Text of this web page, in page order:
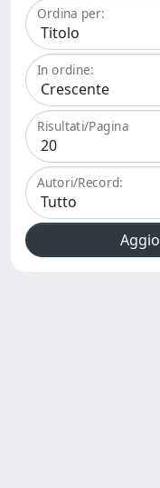
Ordina per:
In ordine:
Risultati/Pagina
Autori/Record: